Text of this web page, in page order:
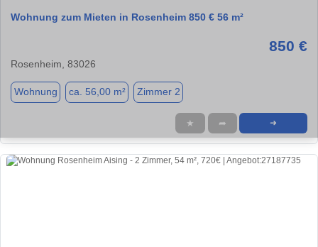
Wohnung zum Mieten in Rosenheim 850 € 56 m²
850 €
Rosenheim, 83026
Wohnung ca. 56,00 m² Zimmer 2
★ ➦ ➜